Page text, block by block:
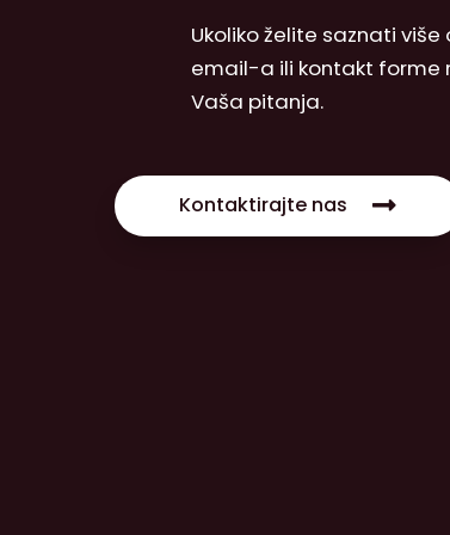
Ukoliko želite saznati
email-a ili kontakt forme
Vaša pitanja.
Kontaktirajte nas